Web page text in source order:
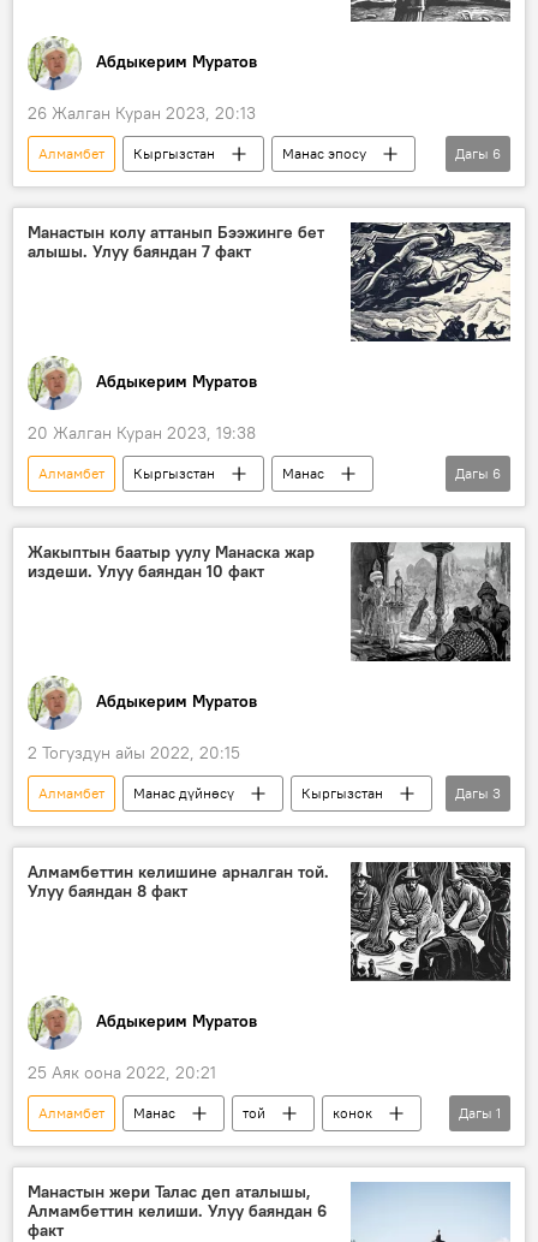
Абдыкерим Муратов
26 Жалган Куран 2023, 20:13
Алмамбет Кыргызстан
Манас эпосу
Манас дүйнөсү
Каныкей
кырк чоро
Кыргыздын көркөм өнөрү, белгилүү инсандары жөнүндө фактылар
Дагы 6
Манастын колу аттанып Бээжинге бет
алышы. Улуу баяндан 7 факт
Абдыкерим Муратов
20 Жалган Куран 2023, 19:38
Алмамбет Кыргызстан
Манас
кырк чоро
Каныкей
Кытай
Кыргыздын көркөм өнөрү, белгилүү инсандары жөнүндө фактылар
Манас дүйнөсү
Чоң казат
Дагы 6
Жакыптын баатыр уулу Манаска жар
издеши. Улуу баяндан 10 факт
Абдыкерим Муратов
2 Тогуздун айы 2022, 20:15
Алмамбет Манас дүйнөсү
Кыргызстан
Манас эпосу
Жакып тандоо
Дагы 3
Алмамбеттин келишине арналган той.
Улуу баяндан 8 факт
Абдыкерим Муратов
25 Аяк оона 2022, 20:21
Алмамбет Манас той
конок
ат чабыш
Дагы 1
Манастын жери Талас деп аталышы,
Алмамбеттин келиши. Улуу баяндан 6
факт